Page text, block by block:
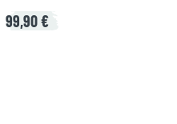
99,90 €